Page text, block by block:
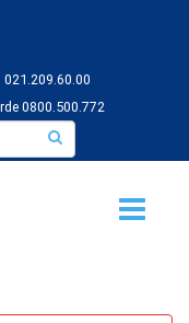
021.209.60.00
0800.500.772